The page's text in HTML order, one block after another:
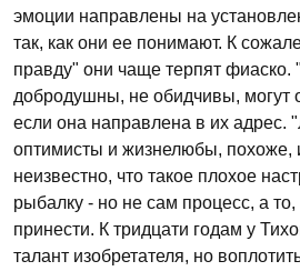
эмоции направлены на
так, как они ее понимают. К
правду" они чаще терпят
добродушны, не обидчивы, могут
если она направлена в их адрес.
оптимисты и жизнелюбы,
неизвестно, что такое плохое
рыбалку - но не сам процесс, а
принести. К тридцати годам у
талант изобретателя, но